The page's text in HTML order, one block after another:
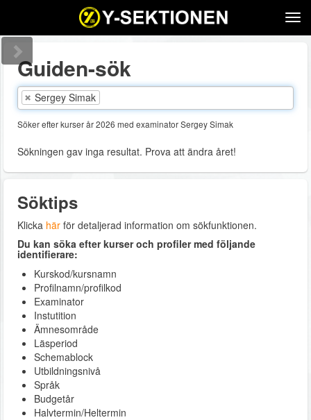
Guiden-sök
Sergey Simak
Söker efter kurser år 2026 med examinator Sergey Simak
Sökningen gav inga resultat. Prova att ändra året!
Söktips
Klicka här för detaljerad information om sökfunktionen.
Du kan söka efter kurser och profiler med följande
identifierare:
Kurskod/kursnamn
Profilnamn/profilkod
Examinator
Instutition
Ämnesområde
Läsperiod
Schemablock
Utbildningsnivå
Språk
Budgetår
Halvtermin/Heltermin